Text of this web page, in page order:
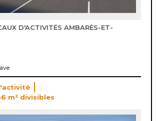
D'ACTIVITÉS AMBARÈS-ET-
m² divisibles